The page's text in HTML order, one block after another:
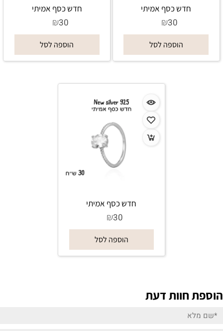
חדש כסף אמיתי
₪30
הוספה לסל
חדש כסף אמיתי
₪30
הוספה לסל
חדש כסף אמיתי
₪30
הוספה לסל
הוספת חוות דעת